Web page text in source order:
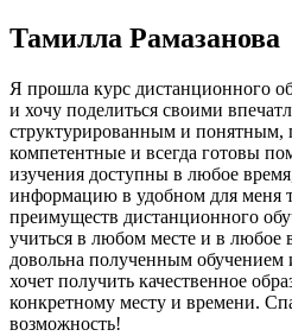
Тамилла Рамазанова
Я прошла курс дистанционного
и хочу поделиться своими
структурированным и понятным,
компетентные и всегда готовы
изучения доступны в любое
информацию в удобном для меня
преимуществ дистанционного
учиться в любом месте и в любое
довольна полученным обучением
хочет получить качественное
конкретному месту и времени.
возможность!